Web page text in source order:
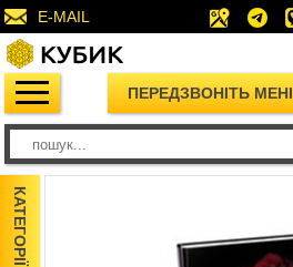
E-MAIL
ПЕРЕДЗВОНІТЬ МЕНІ
КАТЕГОРІЇ